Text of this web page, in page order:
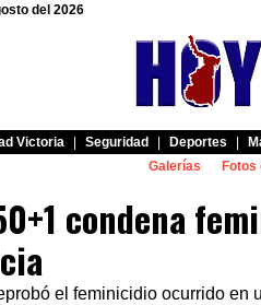
del 2026
Victoria Seguridad Deportes
Galerías
Fotos
condena
el feminicidio ocurrido en